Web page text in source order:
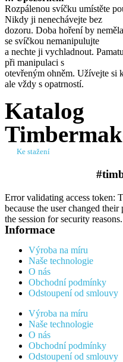
Rozpálenou svíčku umístěte
Nikdy ji nenechávejte bez
dozoru. Doba hoření by
se svíčkou nemanipulujte
a nechte ji vychladnout.
při manipulaci s
otevřeným ohněm. Užívejte si
ale vždy s opatrností.
Katalog
Ke stažení
Error validating access token:
because the user changed
the session for security reasons.
Informace
Výroba na míru
Naše technologie
O nás
Obchodní podmínky
Odstoupení od smlouvy
Výroba na míru
Naše technologie
O nás
Obchodní podmínky
Odstoupení od smlouvy